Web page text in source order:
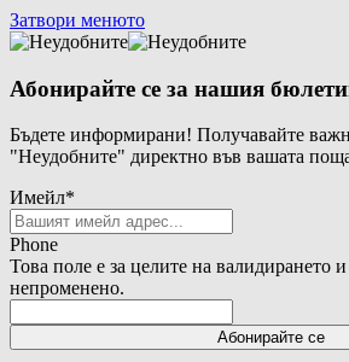
Затвори менюто
Абонирайте се за нашия
Бъдете информирани! Получавайте
"Неудобните" директно във вашата
Имейл*
Phone
Това поле е за целите на валидирането
непроменено.